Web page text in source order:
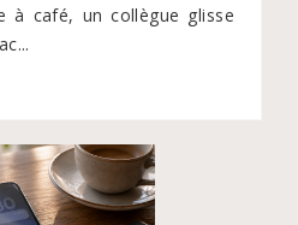
à café, un collègue glisse